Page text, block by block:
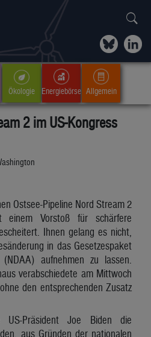
Ökologie Energiebörse Allgemein
2 im US-Kongress
Ostsee-Pipeline Nord Stream 2
einem Vorstoß für schärfere
Ihnen gelang es nicht,
in das Gesetzespaket
aufnehmen zu lassen.
verabschiedete am Mittwoch
den entsprechenden Zusatz
Präsident Joe Biden die
aus Gründen der nationalen